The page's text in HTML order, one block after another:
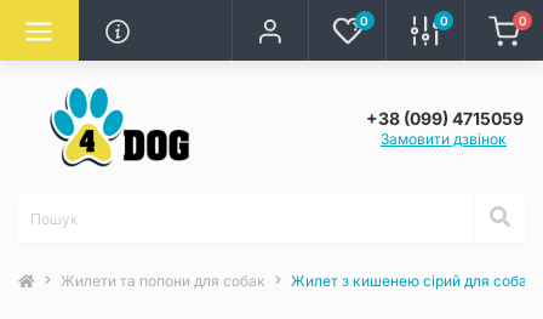
0 0 0
+38 (099) 4715059
Замовити дзвінок
Жилети та попони для собак Жилет з кишенею сірий для собак